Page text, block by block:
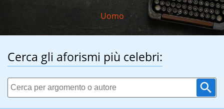
Uomo
Cerca gli aforismi più celebri: